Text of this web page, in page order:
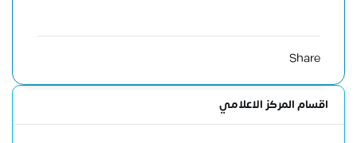
Share
اقسام المركز الاعلامي